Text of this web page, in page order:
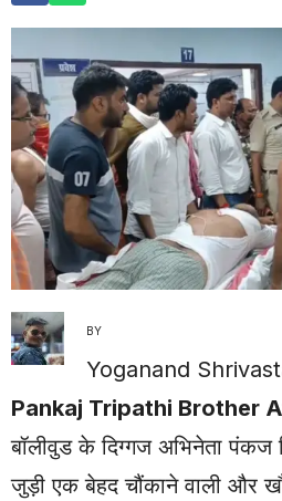
BY
Yoganand
Pankaj Tripathi Brother
बॉलीवुड के दिग्गज अभिनेता पंकज
जुड़ी एक बेहद चौंकाने वाली और